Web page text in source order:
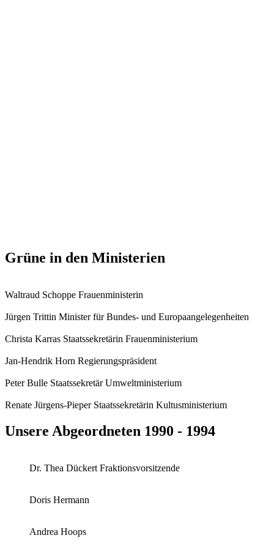
Grüne in den Ministerien
Waltraud Schoppe Frauenministerin
Jürgen Trittin Minister für Bundes- und Europaangelegenheiten
Christa Karras Staatssekretärin Frauenministerium
Jan-Hendrik Horn Regierungspräsident
Peter Bulle Staatssekretär Umweltministerium
Renate Jürgens-Pieper Staatssekretärin Kultusministerium
Unsere Abgeordneten 1990 - 1994
Dr. Thea Dückert Fraktionsvorsitzende
Doris Hermann
Andrea Hoops